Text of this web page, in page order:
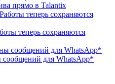
прямо в Talantix
теперь сохраняются
для WhatsApp*